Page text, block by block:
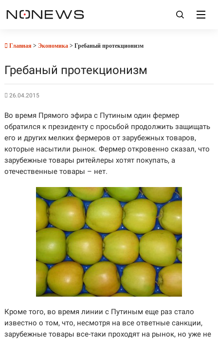
Главная > Экономика> Гребаный протекционизм
Гребаный протекционизм
26.04.2015
Во время Прямого эфира с Путиным один фермер
обратился к президенту с просьбой продолжить защищать
его и других мелких фермеров от зарубежных товаров,
которые насытили рынок. Фермер откровенно сказал, что
зарубежные товары ритейлеры хотят покупать, а
отечественные товары – нет.
Кроме того, во время линии с Путиным еще раз стало
известно о том, что, несмотря на все ответные санкции,
зарубежные товары все-таки проходят на рынок, но уже не